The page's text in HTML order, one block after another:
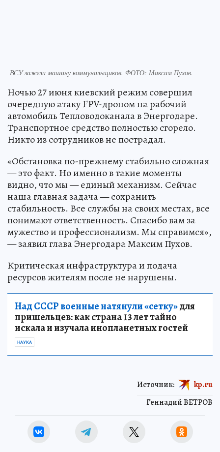
ВСУ зажгли машину коммунальщиков. ФОТО: Максим Пухов.
Ночью 27 июня киевский режим совершил
очередную атаку FPV-дроном на рабочий
автомобиль Тепловодоканала в Энергодаре.
Транспортное средство полностью сгорело.
Никто из сотрудников не пострадал.
«Обстановка по-прежнему стабильно сложная
— это факт. Но именно в такие моменты
видно, что мы — единый механизм. Сейчас
наша главная задача — сохранить
стабильность. Все службы на своих местах, все
понимают ответственность. Спасибо вам за
мужество и профессионализм. Мы справимся»,
— заявил глава Энергодара Максим Пухов.
Критическая инфраструктура и подача
ресурсов жителям после не нарушены.
Над СССР военные натянули «сетку»для
пришельцев: как страна 13 лет тайно
искала и изучала инопланетных гостей
НАУКА
Геннадий ВЕТРОВ
Источник: kp.ru